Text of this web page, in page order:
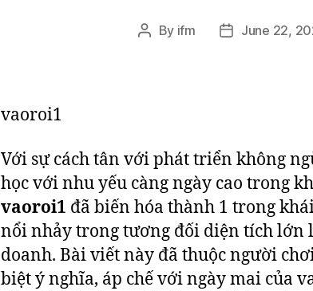
By ifm June 22,
vaoroi1
Với sự cách tân với phát triển không
học với nhu yếu càng ngày cao trong
vaoroi1 đã biến hóa thành 1 trong
nổi nhảy trong tương đối diện tích lớn
doanh. Bài viết này đã thuộc người
biệt ý nghĩa, áp chế với ngày mai của